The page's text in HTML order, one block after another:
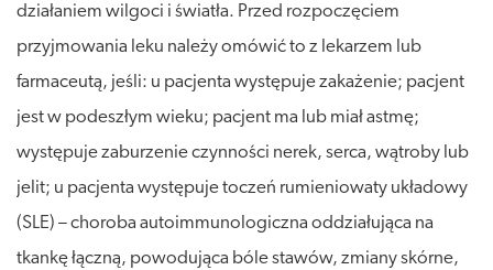
działaniem wilgoci i światła. Przed rozpoczęciem
przyjmowania leku należy omówić to z lekarzem lub
farmaceutą, jeśli: u pacjenta występuje zakażenie; pacjent
jest w podeszłym wieku; pacjent ma lub miał astmę;
występuje zaburzenie czynności nerek, serca, wątroby lub
jelit; u pacjenta występuje toczeń rumieniowaty układowy
(SLE) – choroba autoimmunologiczna oddziałująca na
tkankę łączną, powodująca bóle stawów, zmiany skórne,